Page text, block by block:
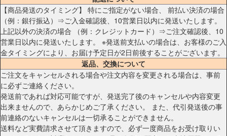
【商品発送のタイミング】 特にご指定がない場合、 前払い決済の場合
（例：銀行振込）⇒ご入金確認後、10営業日以内に発送いたします。
上記以外の決済の場合 （例：クレジットカード）⇒ご注文確認後、10
営業日以内に発送いたします。 ※発送前支払いの場合は、お客様のご入
金タイミングにより、お届け予定日が2日前後することがございます。
返品、交換について
ご注文をキャンセルされる場合や注文内容を変更される場合は、事前
に必ずご連絡ください。
発送前であれば対応可能ですが、発送完了後のキャンセルや内容変更
出来ませんので、あらかじめご了承ください。 また、代引発送後の事
前連絡のないキャンセルは一切承ることができません。
送料など実費請求させて頂きますので、必ず一度商品をお受け取りい